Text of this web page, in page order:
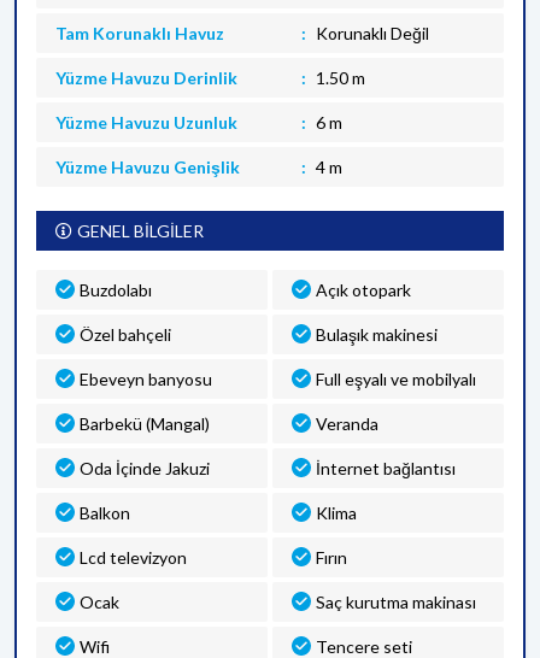
Tam Korunaklı Havuz Korunaklı Değil
Yüzme Havuzu Derinlik 1.50 m
Yüzme Havuzu Uzunluk 6 m
Yüzme Havuzu Genişlik 4 m
GENEL BİLGİLER
Buzdolabı Açık otopark
Özel bahçeli Bulaşık makinesi
Ebeveyn banyosu Full eşyalı ve mobilyalı
Barbekü (Mangal) Veranda
Oda İçinde Jakuzi İnternet bağlantısı
Balkon Klima
Lcd televizyon Fırın
Ocak Saç kurutma makinası
Wifi Tencere seti